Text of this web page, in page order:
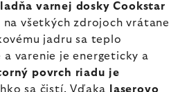
varnej dosky Cookstar
všetkých zdrojoch vrátane
jadru sa teplo
a varenie je energeticky a
povrch riadu je
sa čistí. Vďaka laserovo